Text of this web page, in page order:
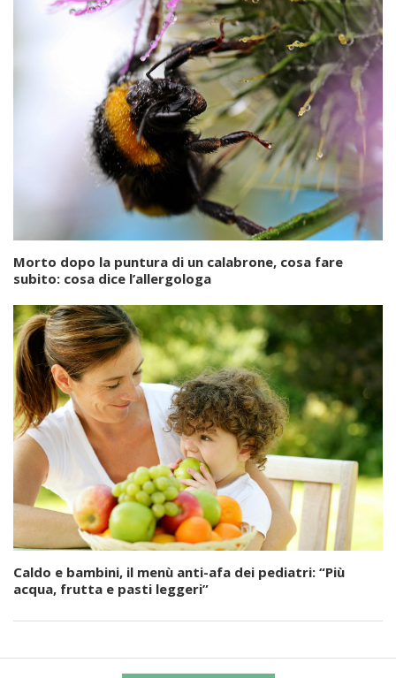
Morto dopo la puntura di un calabrone, cosa fare
subito: cosa dice l’allergologa
Caldo e bambini, il menù anti-afa dei pediatri: “Più
acqua, frutta e pasti leggeri”